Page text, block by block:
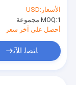
الأسعار:USD
MOQ:1 مجموعة
أحصل على آخر سعر
ﺎﺘﺼﻟ ﺍﻶﻧ